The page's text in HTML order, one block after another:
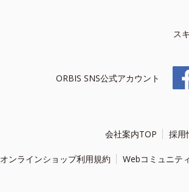
ス
ORBIS SNS公式アカウント
会社案内TOP 採用
オンラインショップ利用規約 Webコミュニテ